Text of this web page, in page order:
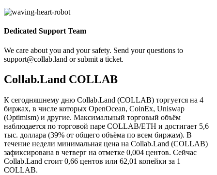
Dedicated Support Team
We care about you and your safety. Send your questions to
support@collab.land or submit a ticket.
Collab.Land COLLAB
К сегодняшнему дню Collab.Land (COLLAB) торгуется на 4
биржах, в числе которых OpenOcean, CoinEx, Uniswap
(Optimism) и другие. Максимальный торговый объём
наблюдается по торговой паре COLLAB/ETH и достигает 5,6
тыс. доллара (39% от общего объёма по всем биржам). В
течение недели минимальная цена на Collab.Land (COLLAB)
зафиксирована в четверг на отметке 0,004 центов. Сейчас
Collab.Land стоит 0,66 центов или 62,01 копейки за 1
COLLAB.